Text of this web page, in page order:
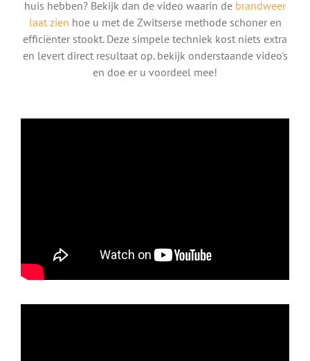
huis hebben? Bekijk dan de video waarin de brandweer
laat zien hoe u met de Zwitserse methode schoner en
efficiënter stookt. Deze simpele techniek kost niets extra
en levert direct resultaat op. bekijk onderstaande video's
en doe er u voordeel mee!